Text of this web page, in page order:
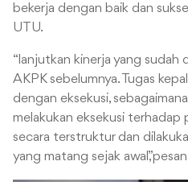
bekerja dengan baik dan
UTU.
“lanjutkan kinerja yang sudah
AKPK sebelumnya. Tugas
dengan eksekusi,
melakukan eksekusi terhadap
secara terstruktur dan
yang matang sejak